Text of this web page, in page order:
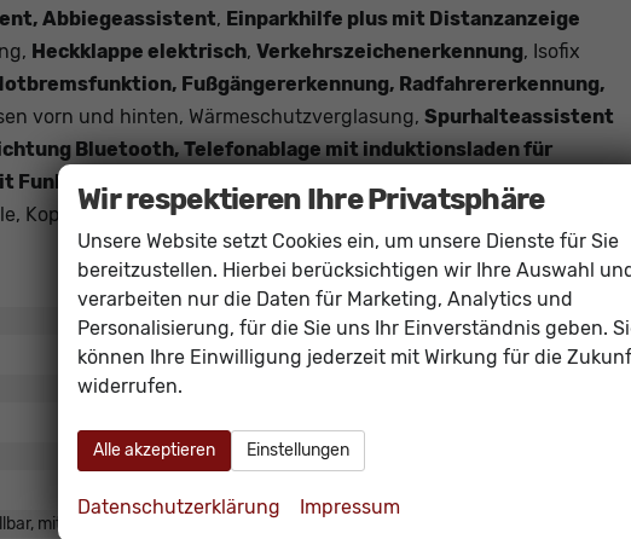
Abbiegeassistent, Einparkhilfe plus mit Distanzanzeige
Heckklappe elektrisch, Verkehrszeichenerkennung, Isofix
Fußgängererkennung, Radfahrererkennung,
vorn und hinten, Wärmeschutzverglasung, Spurhalteassistent
Bluetooth, Telefonablage mit induktionsladen für
Funkfernbedienung
, Wegfahrsperre,
Fensterheber elektrisch,
Kopfstützen, Innenraumfilter, Laderaumabdeckung, ABS, ASR, ESC
Klimaautomatik, 3-Zonen-
mit Multifunktionen, in Sportausführung, mit Lenkradheizung, mit
Wir respektieren Ihre Privatsphäre
Unsere Website setzt Cookies ein, um unsere Dienste für Sie
bereitzustellen. Hierbei berücksichtigen wir Ihre Auswahl
verarbeiten nur die Daten für Marketing, Analytics und
Personalisierung, für die Sie uns Ihr Einverständnis geben.
können Ihre Einwilligung jederzeit mit Wirkung für die
widerrufen.
Alle akzeptieren Einstellungen
Datenschutzerklärung Impressum